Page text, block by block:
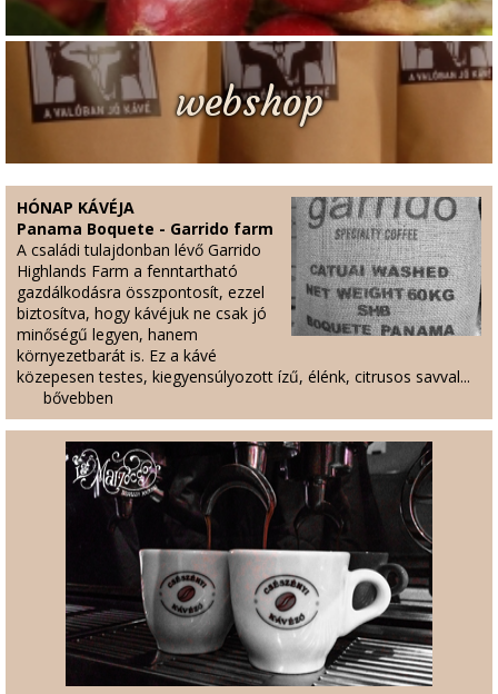
webshop
HÓNAP KÁVÉJA
Panama Boquete - Garrido farm
A családi tulajdonban lévő Garrido
Highlands Farm a fenntartható
gazdálkodásra összpontosít, ezzel
biztosítva, hogy kávéjuk ne csak jó
minőségű legyen, hanem
környezetbarát is. Ez a kávé
közepesen testes, kiegyensúlyozott ízű, élénk, citrusos savval...
bővebben